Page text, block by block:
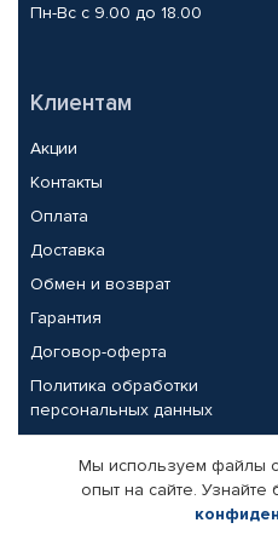
Пн-Вс с 9.00 до 18.00
Клиентам
Акции
Контакты
Оплата
Доставка
Обмен и возврат
Гарантия
Договор-оферта
Политика обработки
персональных данных
Партнерам
Корпоративным клиентам
Мы используем файлы
опыт на сайте.